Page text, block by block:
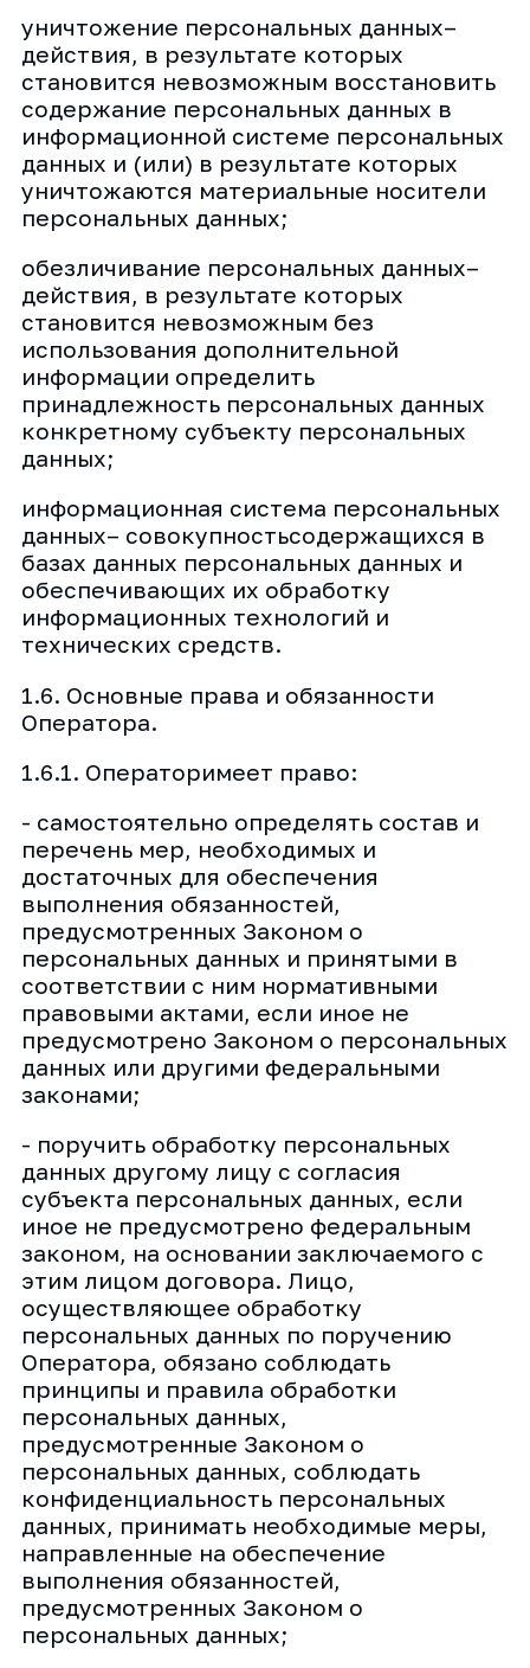
уничтожение персональных данных–
действия, в результате которых
становится невозможным восстановить
содержание персональных данных в
информационной системе персональных
данных и (или) в результате которых
уничтожаются материальные носители
персональных данных;
обезличивание персональных данных–
действия, в результате которых
становится невозможным без
использования дополнительной
информации определить
принадлежность персональных данных
конкретному субъекту персональных
данных;
информационная система персональных
данных– совокупностьсодержащихся в
базах данных персональных данных и
обеспечивающих их обработку
информационных технологий и
технических средств.
1.6. Основные права и обязанности
Оператора.
1.6.1. Операторимеет право:
- самостоятельно определять состав и
перечень мер, необходимых и
достаточных для обеспечения
выполнения обязанностей,
предусмотренных Законом о
персональных данных и принятыми в
соответствии с ним нормативными
правовыми актами, если иное не
предусмотрено Законом о персональных
данных или другими федеральными
законами;
- поручить обработку персональных
данных другому лицу с согласия
субъекта персональных данных, если
иное не предусмотрено федеральным
законом, на основании заключаемого с
этим лицом договора. Лицо,
осуществляющее обработку
персональных данных по поручению
Оператора, обязано соблюдать
принципы и правила обработки
персональных данных,
предусмотренные Законом о
персональных данных, соблюдать
конфиденциальность персональных
данных, принимать необходимые меры,
направленные на обеспечение
выполнения обязанностей,
предусмотренных Законом о
персональных данных;